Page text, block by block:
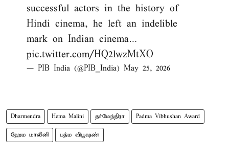
successful actors in the history of
Hindi cinema, he left an indelible
mark on Indian cinema…
pic.twitter.com/HQ2lwzMtXO
— PIB India (@PIB_India) May 25, 2026
Dharmendra Hema Malini தர்மேந்திரா Padma Vibhushan Award
ஹேம மாலினி பத்ம விபூஷண்